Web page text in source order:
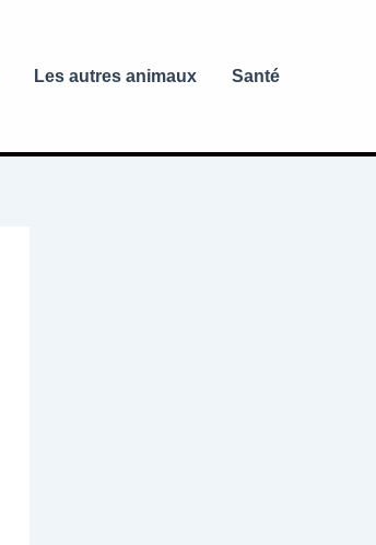
Les autres animaux Santé